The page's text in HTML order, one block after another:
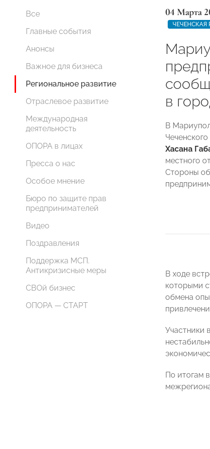
Все
Главные события
Анонсы
Важное для бизнеса
Региональное развитие
Отраслевое развитие
Международная
деятельность
ОПОРА в лицах
Пресса о нас
Особое мнение
Бюро по защите прав
предпринимателей
Видео
Поздравления
Поддержка МСП.
Антикризисные меры
СВОй бизнес
ОПОРА — СТАРТ
04 Марта
ЧЕЧЕНСКАЯ
в
В
Хасана
местного
Стороны
В ходе
которыми
обмена
Участники
По итогам